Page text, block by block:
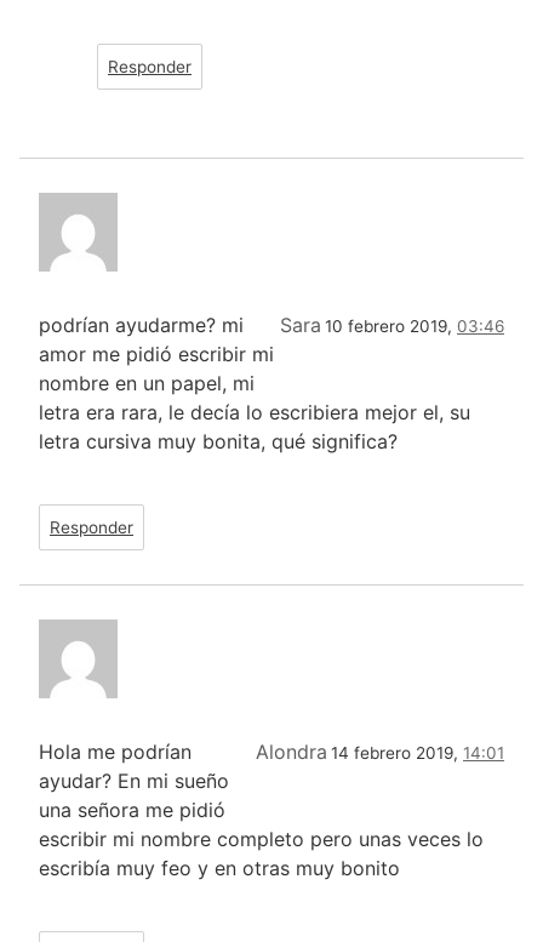
Responder
Sara 10 febrero 2019, 03:46
podrían ayudarme? mi
amor me pidió escribir mi
nombre en un papel, mi
letra era rara, le decía lo escribiera mejor el, su
letra cursiva muy bonita, qué significa?
Responder
Alondra 14 febrero 2019, 14:01
Hola me podrían
ayudar? En mi sueño
una señora me pidió
escribir mi nombre completo pero unas veces lo
escribía muy feo y en otras muy bonito